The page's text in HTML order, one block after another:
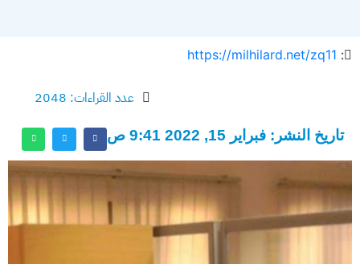
:
https://milhilard.net/zq11
عدد القراءات: 2048
تاريخ النشر: فبراير 15, 2022 9:41 ص